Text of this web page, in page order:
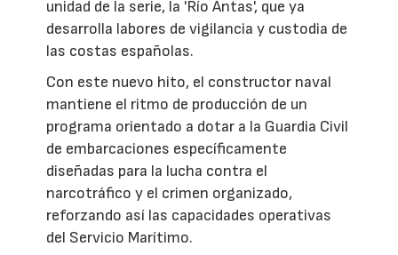
unidad de la serie, la 'Río Antas', que ya
desarrolla labores de vigilancia y custodia de
las costas españolas.
Con este nuevo hito, el constructor naval
mantiene el ritmo de producción de un
programa orientado a dotar a la Guardia Civil
de embarcaciones específicamente
diseñadas para la lucha contra el
narcotráfico y el crimen organizado,
reforzando así las capacidades operativas
del Servicio Marítimo.